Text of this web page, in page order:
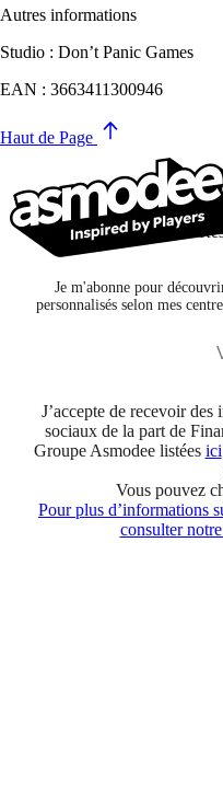
Autres informations
Studio : Don’t Panic Games
EAN : 3663411300946
Haut de Page
Je m'abonne pour
personnalisés selon mes
J’accepte de recevoir
sociaux de la part de
Groupe Asmodee listées ici
Vous pouvez
Pour plus d’informations
consulter